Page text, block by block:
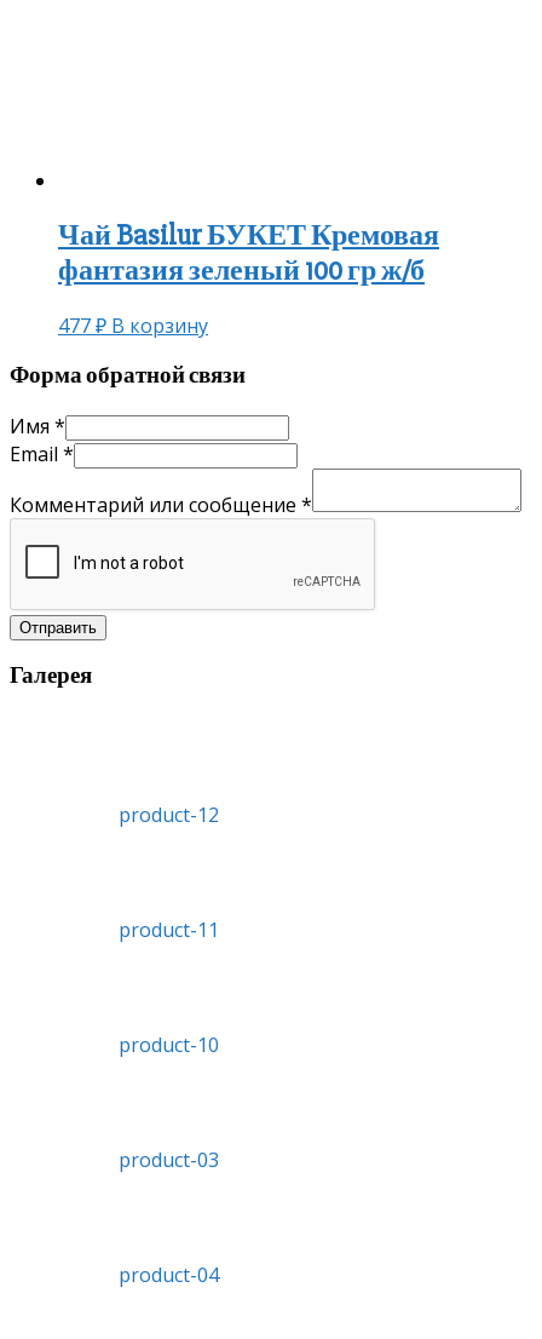
Чай Basilur БУКЕТ Кремовая
фантазия зеленый 100 гр ж/б
477₽ В корзину
Форма обратной связи
Имя *
Email *
Комментарий или сообщение *
Отправить
Галерея
product-12
product-11
product-10
product-03
product-04